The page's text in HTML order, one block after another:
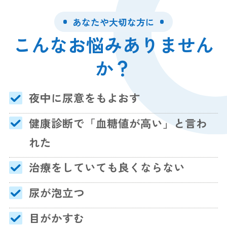
あなたや大切な方に
こんなお悩みありません
か？
夜中に尿意をもよおす
健康診断で「血糖値が高い」と言わ
れた
治療をしていても良くならない
尿が泡立つ
目がかすむ